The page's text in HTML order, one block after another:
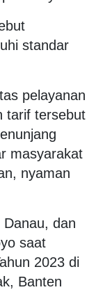
standar
pelayanan
tarif tersebut
masyarakat
nyaman
dan
saat
2023 di
Banten